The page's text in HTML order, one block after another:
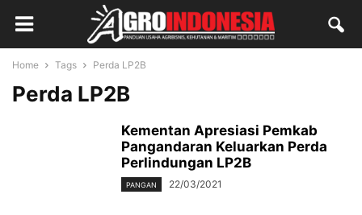
Home Tags Perda LP2B
Perda LP2B
Kementan Apresiasi Pemkab
Pangandaran Keluarkan Perda
Perlindungan LP2B
PANGAN 22/03/2021